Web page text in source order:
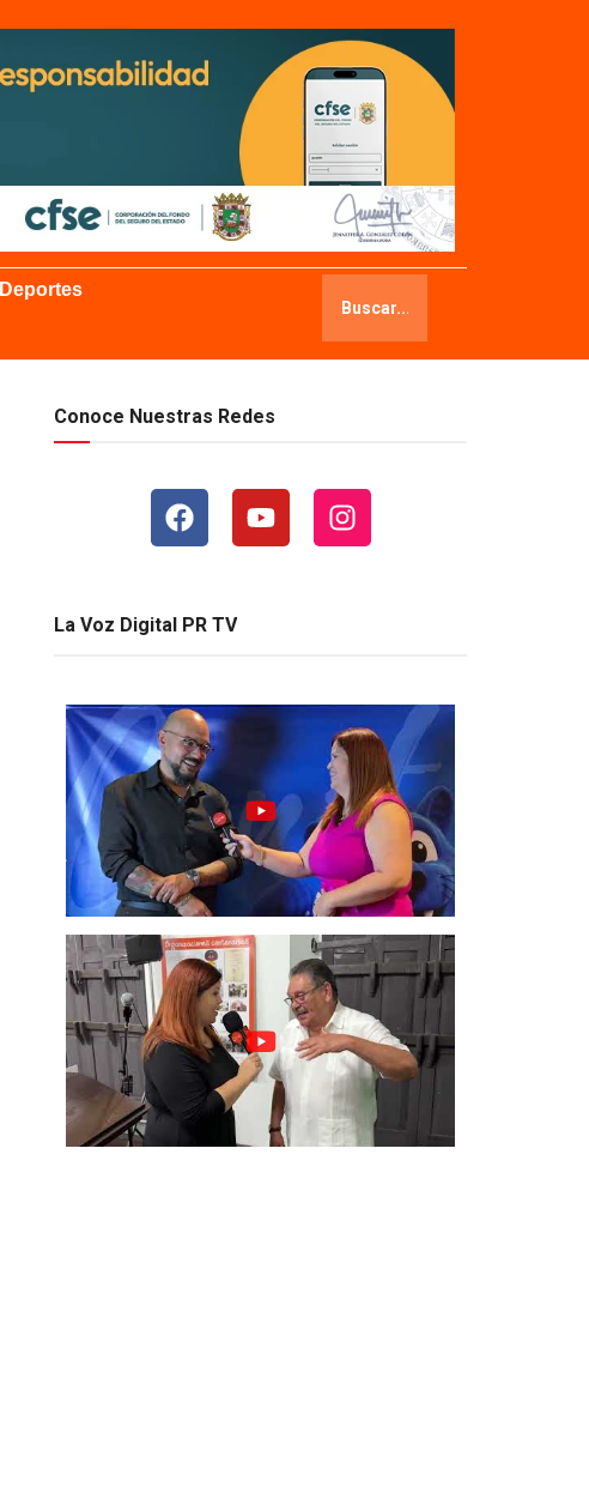
Deportes
Conoce Nuestras Redes
La Voz Digital PR TV